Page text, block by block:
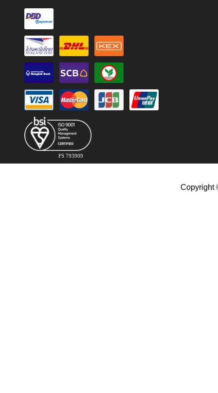
FS 793909
Copyright